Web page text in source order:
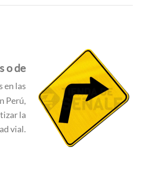
o de
en las
Perú,
la
vial.